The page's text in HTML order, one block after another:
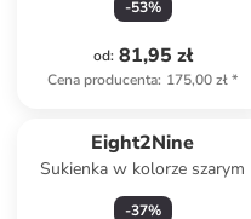
-53%
od: 81,95 zł
Cena producenta: 175,00 zł*
Eight2Nine
Sukienka w kolorze szarym
-37%